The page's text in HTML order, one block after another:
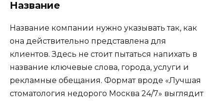
Название
Название компании нужно указывать так, как
она действительно представлена для
клиентов. Здесь не стоит пытаться напихать в
название ключевые слова, города, услуги и
рекламные обещания. Формат вроде «Лучшая
стоматология недорого Москва 24/7» выглядит